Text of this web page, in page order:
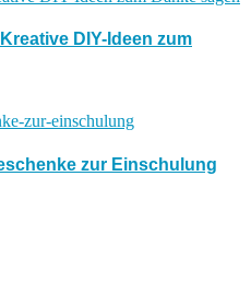
DIY-Ideen zum
zur Einschulung